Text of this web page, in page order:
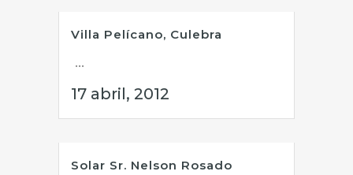
Villa Pelícano, Culebra
...
17 abril, 2012
Solar Sr. Nelson Rosado